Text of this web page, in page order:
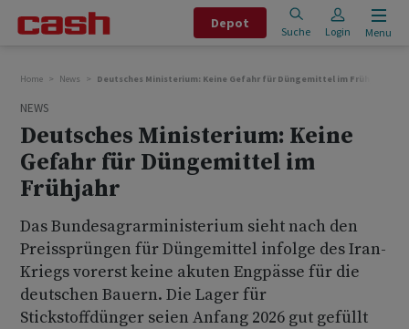
Depot
Suche Login Menu
Home News Deutsches Ministerium: Keine Gefahr für Düngemittel im Frühjahr
NEWS
Deutsches Ministerium: Keine
Gefahr für Düngemittel im
Frühjahr
Das Bundesagrarministerium sieht nach den
Preissprüngen für Düngemittel infolge des Iran-
Kriegs vorerst keine akuten Engpässe für die
deutschen Bauern. Die Lager für
Stickstoffdünger seien Anfang 2026 gut gefüllt